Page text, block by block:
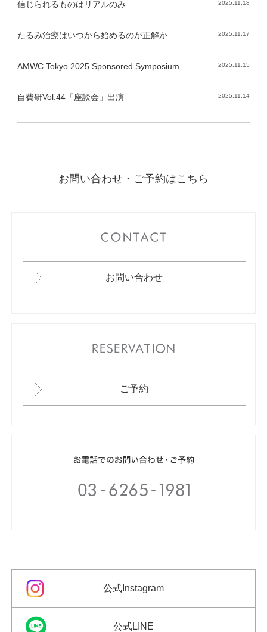
信じられるものはリアルのみ 2025.11.18
たるみ治療はいつから始めるのが正解か 2025.11.17
AMWC Tokyo 2025 Sponsored Symposium 2025.11.15
自費研Vol.44「座談会」出演 2025.11.14
お問い合わせ・ご予約はこちら
お問い合わせ
ご予約
公式Instagram
公式LINE